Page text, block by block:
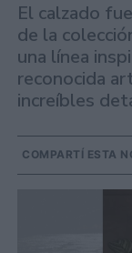
El calzado
de la
una línea
reconocida
increíbles
COMPARTÍ ESTA